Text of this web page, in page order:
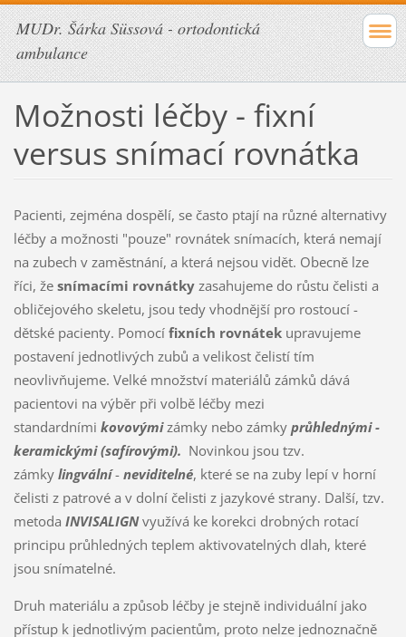
MUDr. Šárka Süssová - ortodontická
ambulance
Možnosti léčby - fixní
versus snímací rovnátka
Pacienti, zejména dospělí, se často ptají na různé alternativy
léčby a možnosti "pouze" rovnátek snímacích, která nemají
na zubech v zaměstnání, a která nejsou vidět. Obecně lze
říci, že snímacími rovnátkyzasahujeme do růstu čelisti a
obličejového skeletu, jsou tedy vhodnější pro rostoucí -
dětské pacienty. Pomocí fixních rovnátek upravujeme
postavení jednotlivých zubů a velikost čelistí tím
neovlivňujeme. Velké množství materiálů zámků dává
pacientovi na výběr při volbě léčby mezi
standardními kovovými zámky nebo zámkyprůhlednými -
keramickými (safírovými). Novinkou jsou tzv.
zámky lingvální- neviditelné, které se na zuby lepí v horní
čelisti z patrové a v dolní čelisti z jazykové strany. Další, tzv.
metoda INVISALIGNvyužívá ke korekci drobných rotací
principu průhledných teplem aktivovatelných dlah, které
jsou snímatelné.
Druh materiálu a způsob léčby je stejně individuální jako
přístup k jednotlivým pacientům, proto nelze jednoznačně